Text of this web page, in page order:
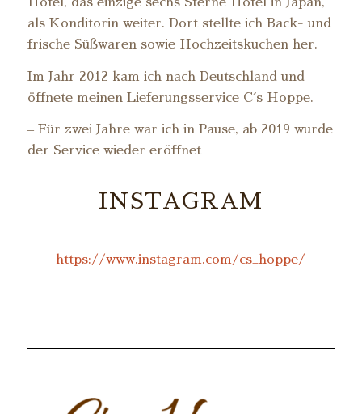
Hotel, das einzige sechs Sterne Hotel in Japan,
als Konditorin weiter. Dort stellte ich Back- und
frische Süßwaren sowie Hochzeitskuchen her.
Im Jahr 2012 kam ich nach Deutschland und
öffnete meinen Lieferungsservice C´s Hoppe.
– Für zwei Jahre war ich in Pause, ab 2019 wurde
der Service wieder eröffnet
INSTAGRAM
https://www.instagram.com/cs_hoppe/